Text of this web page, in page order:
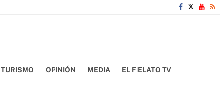
TURISMO OPINIÓN MEDIA EL FIELATO TV